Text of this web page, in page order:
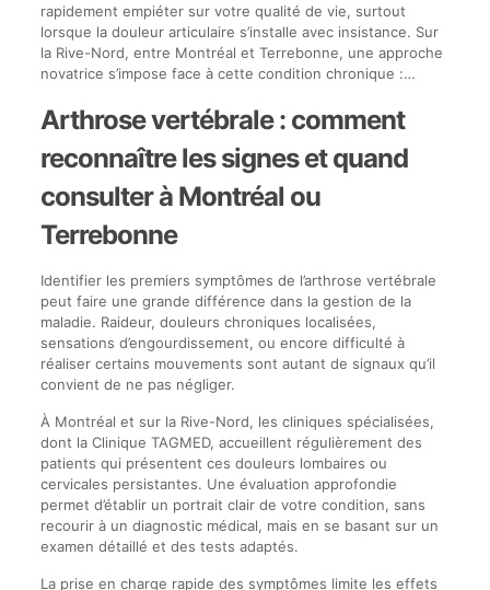
rapidement empiéter sur votre qualité de vie, surtout
lorsque la douleur articulaire s’installe avec insistance. Sur
la Rive-Nord, entre Montréal et Terrebonne, une approche
novatrice s’impose face à cette condition chronique :…
Arthrose vertébrale : comment
reconnaître les signes et quand
consulter à Montréal ou
Terrebonne
Identifier les premiers symptômes de l’arthrose vertébrale
peut faire une grande différence dans la gestion de la
maladie. Raideur, douleurs chroniques localisées,
sensations d’engourdissement, ou encore difficulté à
réaliser certains mouvements sont autant de signaux qu’il
convient de ne pas négliger.
À Montréal et sur la Rive-Nord, les cliniques spécialisées,
dont la Clinique TAGMED, accueillent régulièrement des
patients qui présentent ces douleurs lombaires ou
cervicales persistantes. Une évaluation approfondie
permet d’établir un portrait clair de votre condition, sans
recourir à un diagnostic médical, mais en se basant sur un
examen détaillé et des tests adaptés.
La prise en charge rapide des symptômes limite les effets